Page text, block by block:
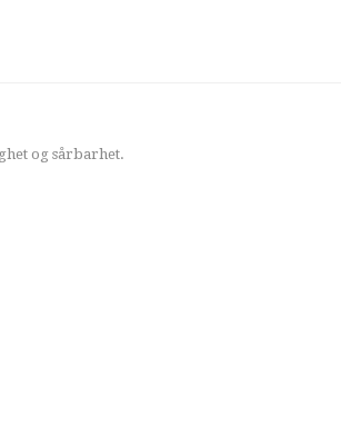
og sårbarhet.